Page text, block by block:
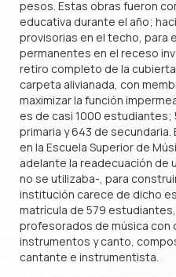
pesos. Estas obras fueron
educativa durante el año;
provisorias en el techo, para
permanentes en el receso
retiro completo de la
carpeta alivianada, con
maximizar la función
es de casi 1000 estudiantes;
primaria y 643 de secundaria.
en la Escuela Superior de
adelante la readecuación de
no se utilizaba-, para
institución carece de dicho
matrícula de 579
profesorados de música
instrumentos y canto,
cantante e instrumentista.